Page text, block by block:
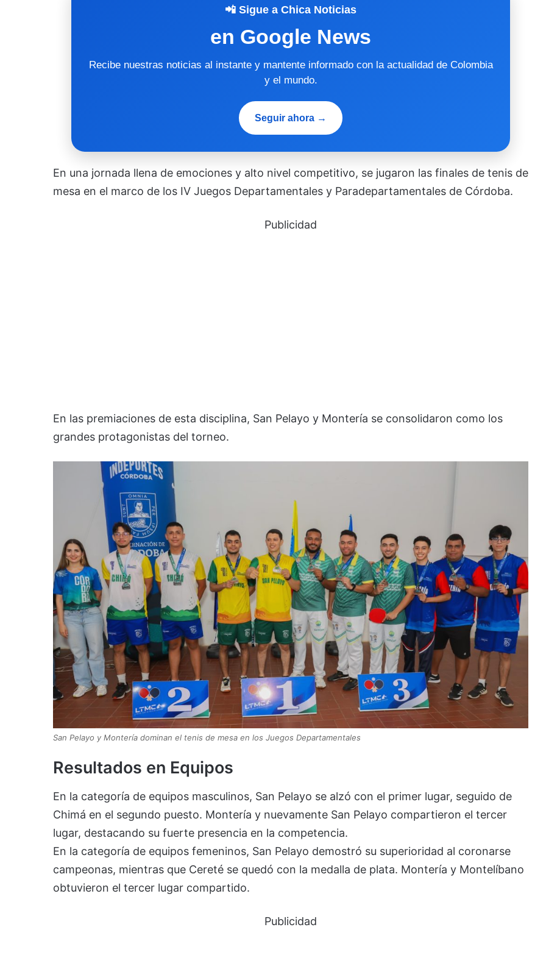
📲 Sigue a Chica Noticias
en Google News
Recibe nuestras noticias al instante y mantente informado con la actualidad de Colombia
y el mundo.
Seguir ahora →
En una jornada llena de emociones y alto nivel competitivo, se jugaron las finales de tenis de
mesa en el marco de los IV Juegos Departamentales y Paradepartamentales de Córdoba.
Publicidad
En las premiaciones de esta disciplina, San Pelayo y Montería se consolidaron como los
grandes protagonistas del torneo.
San Pelayo y Montería dominan el tenis de mesa en los Juegos Departamentales
Resultados en Equipos
En la categoría de equipos masculinos, San Pelayo se alzó con el primer lugar, seguido de
Chimá en el segundo puesto. Montería y nuevamente San Pelayo compartieron el tercer
lugar, destacando su fuerte presencia en la competencia.
En la categoría de equipos femeninos, San Pelayo demostró su superioridad al coronarse
campeonas, mientras que Cereté se quedó con la medalla de plata. Montería y Montelíbano
obtuvieron el tercer lugar compartido.
Publicidad